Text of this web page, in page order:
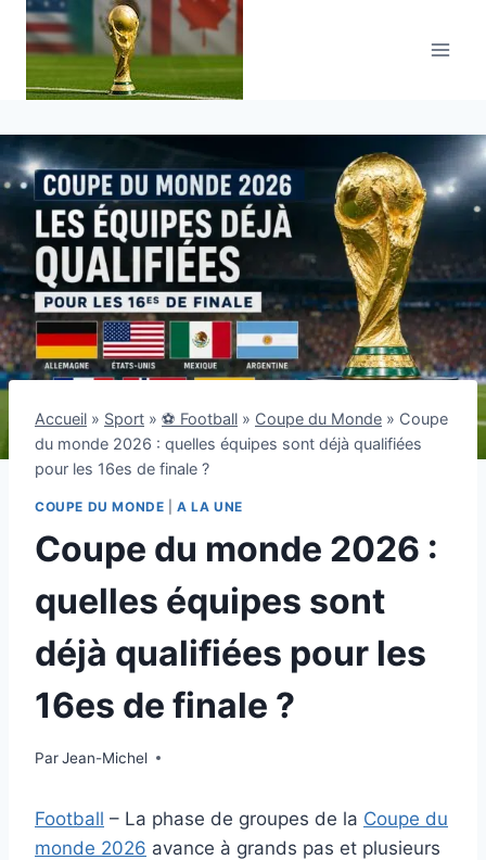
Aller
Accueil » Sport » ⚽ Football » Coupe du Monde » Coupe
du monde 2026 : quelles équipes sont déjà qualifiées
pour les 16es de finale ?
COUPE DU MONDE |A LA UNE
Coupe du monde 2026 :
quelles équipes sont
déjà qualifiées pour les
16es de finale ?
ParJean-Michel
24 juin 2026
Football – La phase de groupes de la Coupe du
monde 2026 avance à grands pas et plusieurs